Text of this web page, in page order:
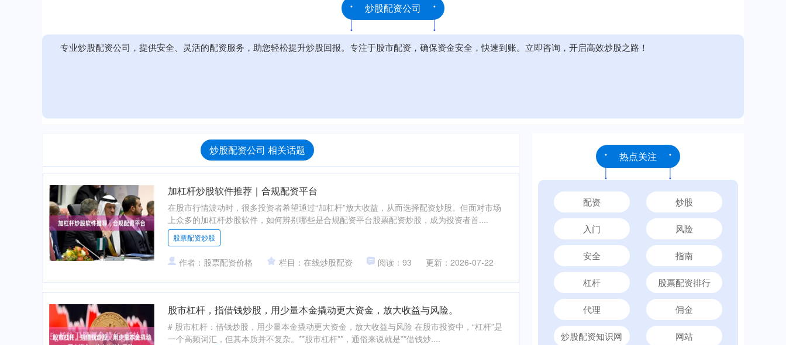
炒股配资公司
专业炒股配资公司，提供安全、灵活的配资服务，助您轻松提升炒股回报。专注于股市配资，确保资金安全，快速到账。立即咨询，开启高效炒股之路！
炒股配资公司 相关话题
加杠杆炒股软件推荐｜合规配资平台
在股市行情波动时，很多投资者希望通过“加杠杆”放大收益，从而选择配资炒股。但面对市场
上众多的加杠杆炒股软件，如何辨别哪些是合规配资平台股票配资炒股，成为投资者首....
股票配资炒股
作者：股票配资价格 栏目：在线炒股配资 阅读：93 更新：2026-07-22
股市杠杆，指借钱炒股，用少量本金撬动更大资金，放大收益与风险。
# 股市杠杆：借钱炒股，用少量本金撬动更大资金，放大收益与风险 在股市投资中，“杠杆”是
一个高频词汇，但其本质并不复杂。**股市杠杆**，通俗来说就是**借钱炒....
热点关注
配资 炒股
入门 风险
安全 指南
杠杆 股票配资排行
代理 佣金
炒股配资知识网 网站